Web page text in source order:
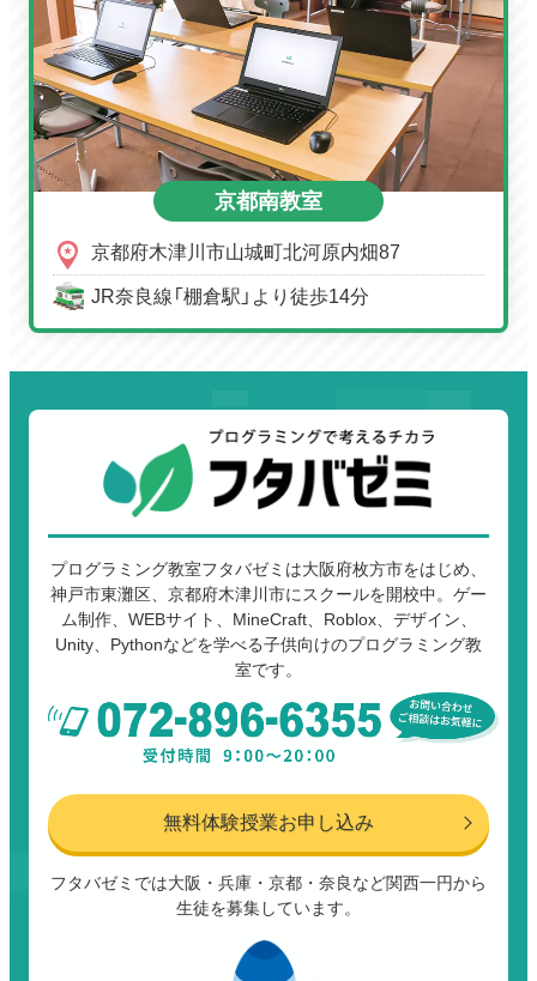
京都南教室
京都府木津川市山城町北河原内畑87
JR奈良線「棚倉駅」より徒歩14分
プログラミング教室フタバゼミは大阪府枚方市をはじめ、
神戸市東灘区、京都府木津川市にスクールを開校中。ゲー
ム制作、WEBサイト、MineCraft、Roblox、デザイン、
Unity、Pythonなどを学べる子供向けのプログラミング教
室です。
無料体験授業お申し込み
フタバゼミでは大阪・兵庫・京都・奈良など関西一円から
生徒を募集しています。